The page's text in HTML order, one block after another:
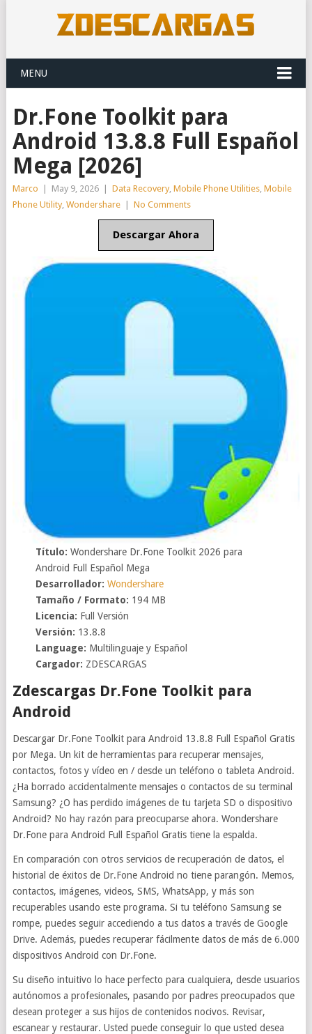
MENU
Dr.Fone Toolkit para
Android 13.8.8 Full Español
Mega [2026]
Marco May 9, 2026 Data Recovery, Mobile Phone Utilities, Mobile
Phone Utility, Wondershare No Comments
Descargar Ahora
Título: Wondershare Dr.Fone Toolkit 2026 para
Android Full Español Mega
Desarrollador: Wondershare
Tamaño / Formato: 194 MB
Licencia: Full Versión
Versión: 13.8.8
Language: Multilinguaje y Español
Cargador: ZDESCARGAS
Zdescargas Dr.Fone Toolkit para
Android
Descargar Dr.Fone Toolkit para Android 13.8.8 Full Español Gratis
por Mega. Un kit de herramientas para recuperar mensajes,
contactos, fotos y vídeo en / desde un teléfono o tableta Android.
¿Ha borrado accidentalmente mensajes o contactos de su terminal
Samsung? ¿O has perdido imágenes de tu tarjeta SD o dispositivo
Android? No hay razón para preocuparse ahora. Wondershare
Dr.Fone para Android Full Español Gratis tiene la espalda.
En comparación con otros servicios de recuperación de datos, el
historial de éxitos de Dr.Fone Android no tiene parangón. Memos,
contactos, imágenes, videos, SMS, WhatsApp, y más son
recuperables usando este programa. Si tu teléfono Samsung se
rompe, puedes seguir accediendo a tus datos a través de Google
Drive. Además, puedes recuperar fácilmente datos de más de 6.000
dispositivos Android con Dr.Fone.
Su diseño intuitivo lo hace perfecto para cualquiera, desde usuarios
autónomos a profesionales, pasando por padres preocupados que
desean proteger a sus hijos de contenidos nocivos. Revisar,
escanear y restaurar. Usted puede conseguir lo que usted desea